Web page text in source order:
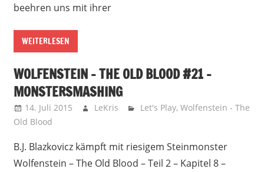
beehren uns mit ihrer
WEITERLESEN
WOLFENSTEIN – THE OLD BLOOD #21 –
MONSTERSMASHING
14. Juli 2015 LeKris Let's Play,Wolfenstein - The
Old Blood
B.J. Blazkovicz kämpft mit riesigem Steinmonster
Wolfenstein – The Old Blood – Teil 2 – Kapitel 8 –